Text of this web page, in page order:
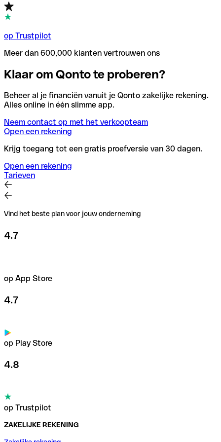
op Trustpilot
Meer dan 600,000 klanten vertrouwen ons
Klaar om Qonto te proberen?
Beheer al je financiën vanuit je Qonto zakelijke rekening.
Alles online in één slimme app.
Neem contact op met het verkoopteam
Open een rekening
Krijg toegang tot een gratis proefversie van 30 dagen.
Open een rekening
Tarieven
Vind het beste plan voor jouw onderneming
4.7
op App Store
4.7
op Play Store
4.8
op Trustpilot
ZAKELIJKE REKENING